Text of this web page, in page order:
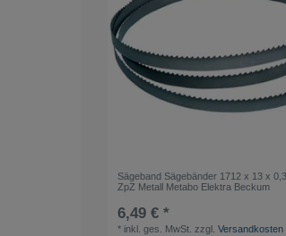
Sägeband Sägebänder 1712 x 13 x
ZpZ Metall Metabo Elektra Beckum
6,49 € *
* inkl. ges. MwSt. zzgl.Versandkosten